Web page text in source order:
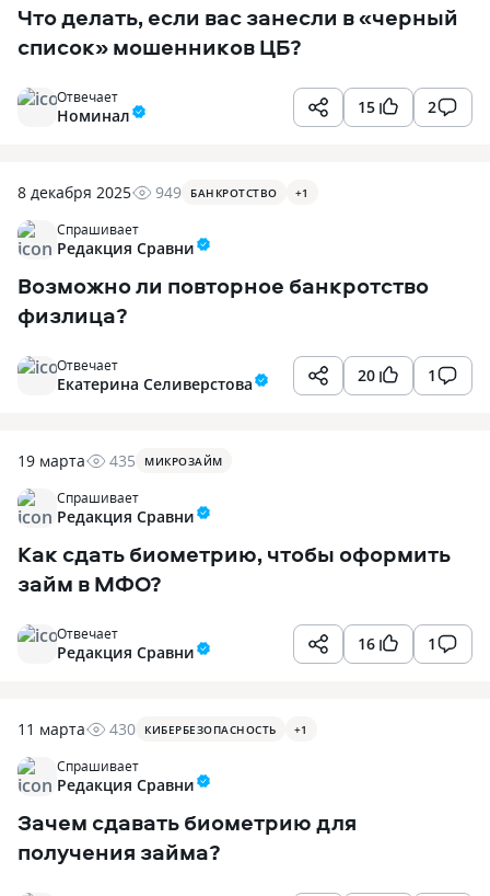
Что делать, если вас занесли в «черный
список» мошенников ЦБ?
15 2
Отвечает
Номинал
8 декабря 2025 949 БАНКРОТСТВО +1
Спрашивает
Редакция Сравни
Возможно ли повторное банкротство
физлица?
20 1
Отвечает
Екатерина Селиверстова
19 марта 435 МИКРОЗАЙМ
Спрашивает
Редакция Сравни
Как сдать биометрию, чтобы оформить
займ в МФО?
16 1
Отвечает
Редакция Сравни
11 марта 430 КИБЕРБЕЗОПАСНОСТЬ +1
Спрашивает
Редакция Сравни
Зачем сдавать биометрию для
получения займа?